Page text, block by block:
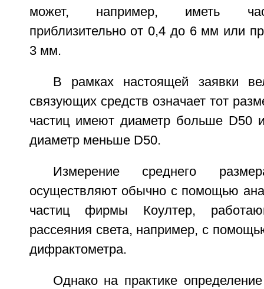
может, например, иметь
приблизительно от 0,4 до 6 мм или
3 мм.
В рамках настоящей заявки
связующих средств означает тот
частиц имеют диаметр больше D50
диаметр меньше D50.
Измерение среднего
осуществляют обычно с помощью
частиц фирмы Коултер,
рассеяния света, например, с
дифрактометра.
Однако на практике